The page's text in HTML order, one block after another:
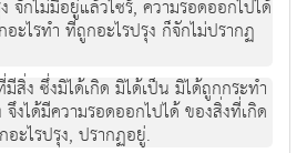
จักไม่มีอยู่แล้วไซร้, ความรอดออกไปได้
ะไรทำ ที่ถูกอะไรปรุง ก็จักไม่ปรากฏ
สิ่ง ซึ่งมิได้เกิด มิได้เป็น มิได้ถูกกระทำ
งได้มีความรอดออกไปได้ ของสิ่งที่เกิด
ะไรปรุง, ปรากฏอยู่.